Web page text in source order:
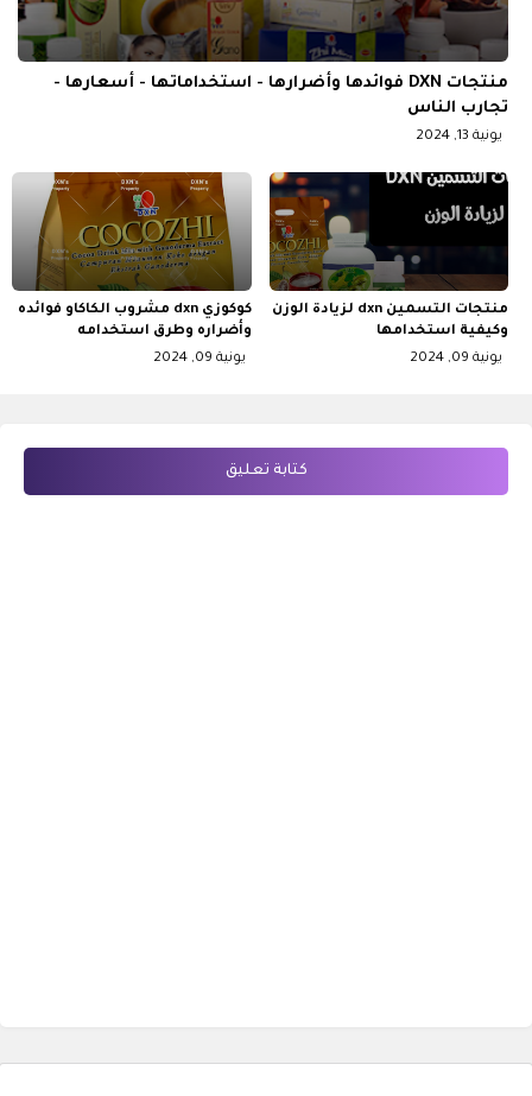
منتجات DXN فوائدها وأضرارها - استخداماتها - أسعارها -
تجارب الناس
يونية 13, 2024
منتجات التسمين dxn لزيادة الوزن
وكيفية استخدامها
يونية 09, 2024
كوكوزي dxn مشروب الكاكاو فوائده
وأضراره وطرق استخدامه
يونية 09, 2024
كتابة تعليق